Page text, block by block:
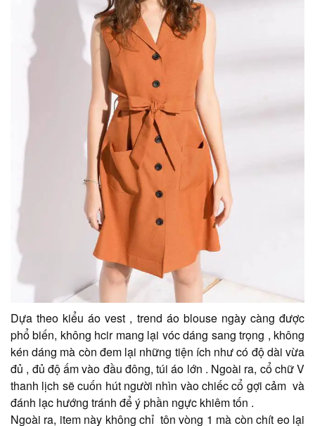
​​​​​​​Dựa theo kiểu áo vest , trend áo blouse ngày càng được
phổ biến, không hcir mang lại vóc dáng sang trọng , không
kén dáng mà còn đem lại những tiện ích như có độ dài vừa
đủ , đủ độ ấm vào đầu đông, túi áo lớn . Ngoài ra, cổ chữ V
thanh lịch sẽ cuốn hút người nhìn vào chiếc cổ gợi cảm và
đánh lạc hướng tránh để ý phần ngực khiêm tốn .
​​​​​​​Ngoài ra, item này không chỉ tôn vòng 1 mà còn chít eo lại